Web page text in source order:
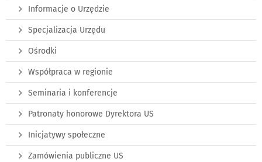
Informacje o Urzędzie
Specjalizacja Urzędu
Ośrodki
Współpraca w regionie
Seminaria i konferencje
Patronaty honorowe Dyrektora US
Inicjatywy społeczne
Zamówienia publiczne US